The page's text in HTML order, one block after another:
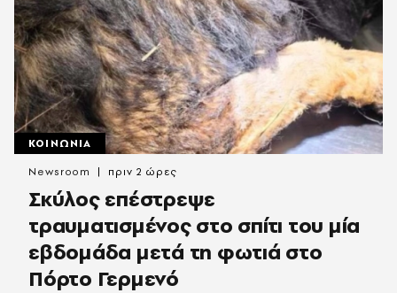
ΚΟΙΝΩΝΙΑ
Σκύλος επέστρεψε
τραυματισμένος στο σπίτι του μία
εβδομάδα μετά τη φωτιά στο
Πόρτο Γερμενό
Newsroom πριν 2 ώρες